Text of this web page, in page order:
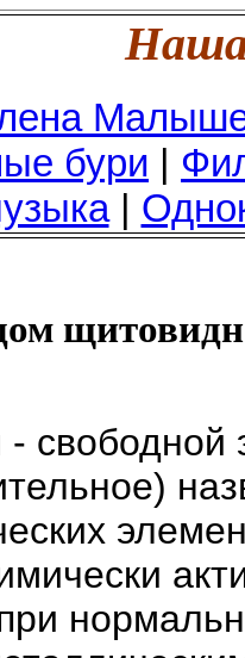
Наша
бури |
|